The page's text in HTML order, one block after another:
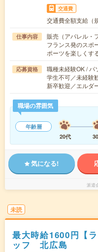
交通費
交通費全額支給（
仕事内容
販売（アパレル・
フランス発のスポ
ポーツを楽しくす
応募資格
職種未経験OK / パ
学生不可／未経験
新卒歓迎／エルダ
職場の雰囲気
年齢層
20代
気になる!
派遣
未読
最大時給1600円【
ッフ 北広島